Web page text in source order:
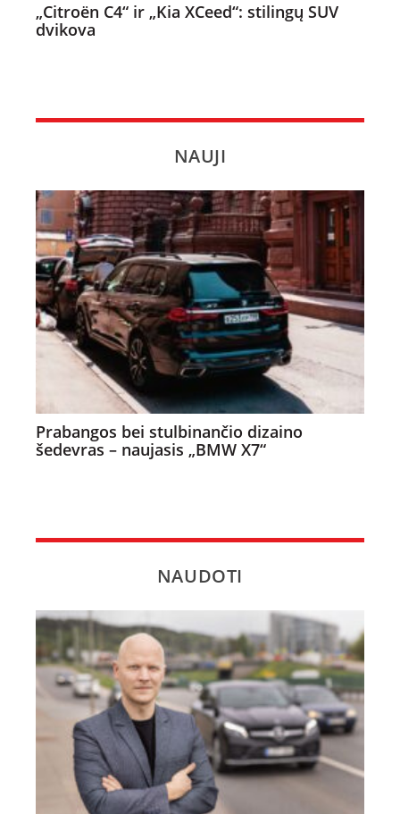
„Citroën C4“ ir „Kia XCeed“: stilingų SUV
dvikova
NAUJI
Prabangos bei stulbinančio dizaino
šedevras – naujasis „BMW X7“
NAUDOTI